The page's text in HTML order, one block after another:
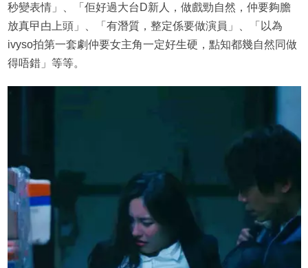
秒變表情」、「佢好過大台D新人，做戲勁自然，仲要夠膽
放真曱甴上頭」、「有潛質，整定係要做演員」、「以為
ivyso拍第一套劇仲要女主角一定好生硬，點知都幾自然同做
得唔錯」等等。